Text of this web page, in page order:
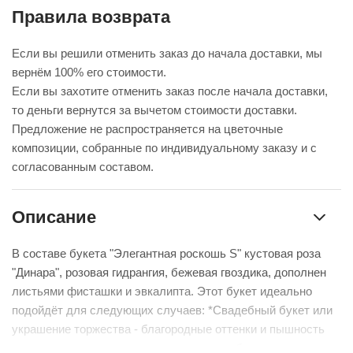
Правила возврата
Если вы решили отменить заказ до начала доставки, мы
вернём 100% его стоимости.
Если вы захотите отменить заказ после начала доставки,
то деньги вернутся за вычетом стоимости доставки.
Предложение не распространяется на цветочные
композиции, собранные по индивидуальному заказу и с
согласованным составом.
Описание
В составе букета "Элегантная роскошь S" кустовая роза
"Динара", розовая гидрангия, бежевая гвоздика, дополнен
листьями фисташки и эвкалипта. Этот букет идеально
подойдёт для следующих случаев: *Свадебный букет или
украшение торжества - благородные оттенки и пышность